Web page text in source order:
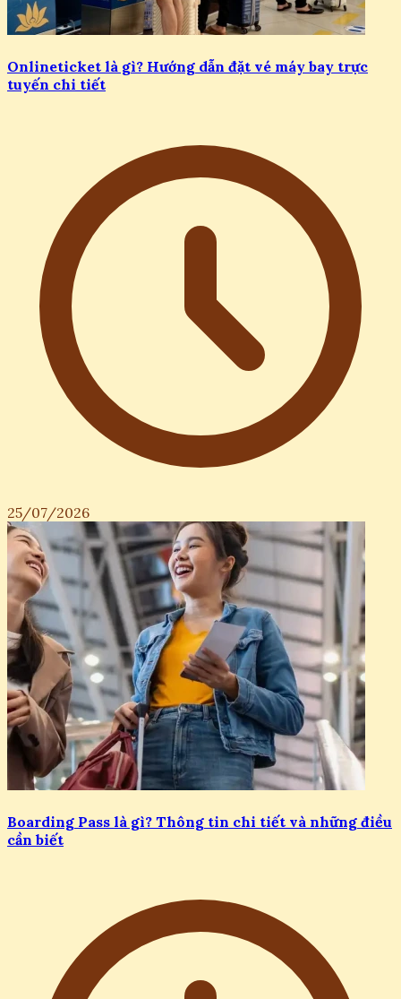
Onlineticket là gì? Hướng dẫn đặt vé máy bay trực
tuyến chi tiết
25/07/2026
Boarding Pass là gì? Thông tin chi tiết và những điều
cần biết